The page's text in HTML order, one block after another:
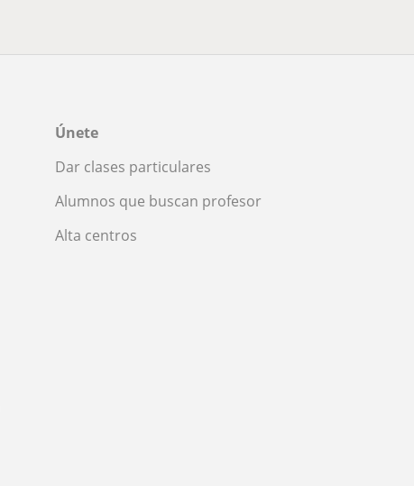
Únete
Dar clases particulares
Alumnos que buscan profesor
Alta centros